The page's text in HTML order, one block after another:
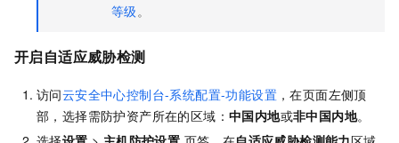
等级。
开启自适应威胁检测
访问云安全中心控制台-系统配置-功能设置 ，在页面左侧顶
部，选择需防护资产所在的区域： 中国内地或非中国内地。